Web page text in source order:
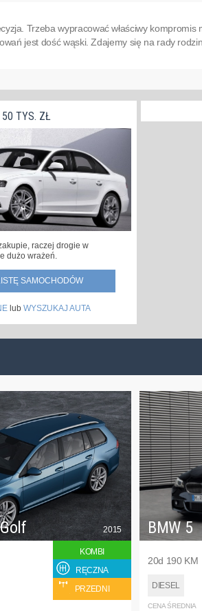
Trzeba wypracować właściwy kompromis
jest dość wąski. Zdajemy się na rady
50 TYS. ZŁ
raczej drogie w
dużo wrażeń.
SAMOCHODÓW
lub WYSZUKAJ AUTA
2015
KOMBI
RĘCZNA
PRZEDNI
BMW 5
20d 190 KM
DIESEL
CENA ŚREDNIA